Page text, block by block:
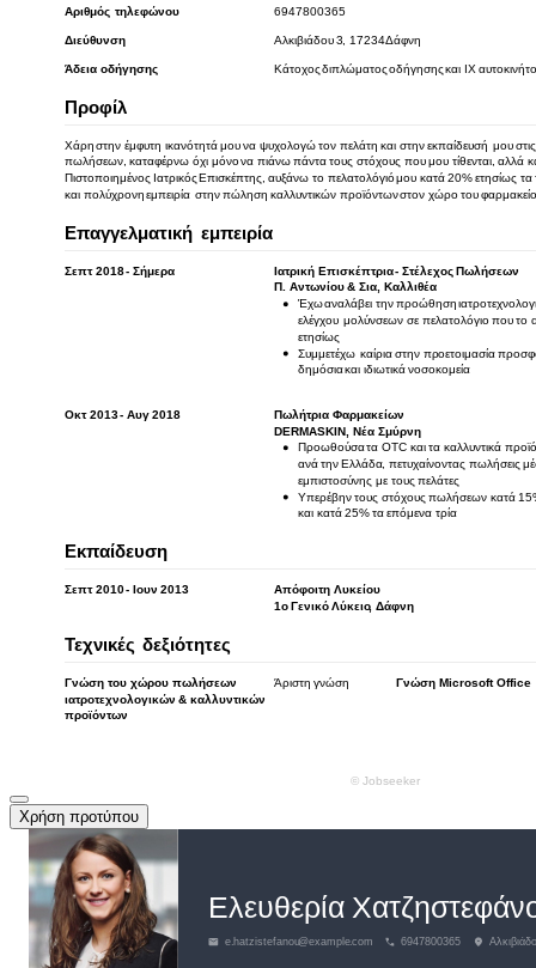
Χρήση προτύπου